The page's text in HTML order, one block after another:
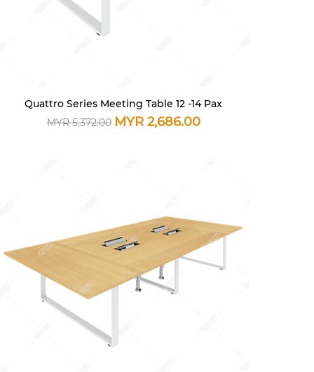
快速瀏覽
Quattro Series Meeting Table 12 -14 Pax
一般價格
MYR 5,372.00 促銷價格
MYR 2,686.00